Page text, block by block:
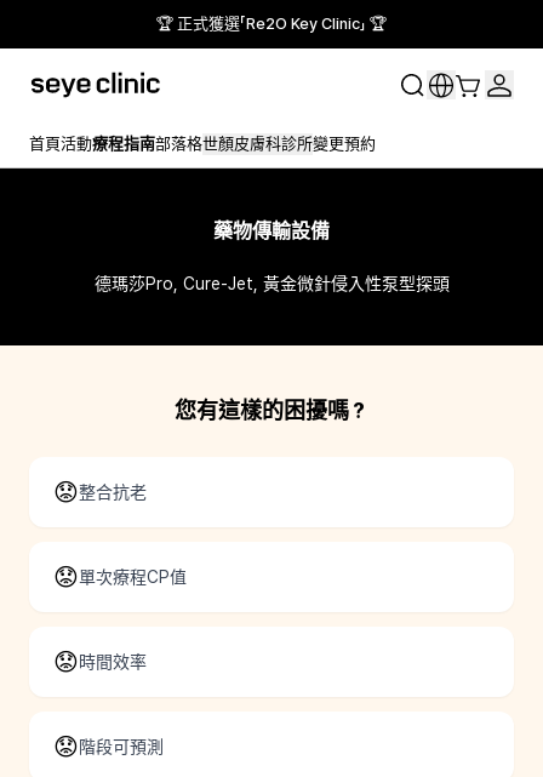
🏆 正式獲選「Re2O Key Clinic」 🏆
首頁活動療程指南部落格世顏皮膚科診所變更預約
藥物傳輸設備
德瑪莎Pro, Cure-Jet, 黃金微針侵入性泵型探頭
您有這樣的困擾嗎？
😟整合抗老
😟單次療程CP值
😟時間效率
😟階段可預測